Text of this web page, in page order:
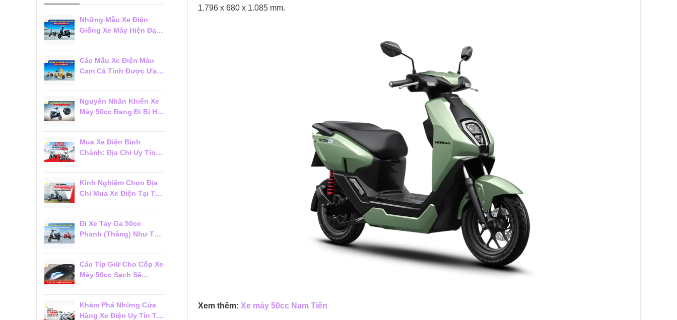
1.796 x 680 x 1.085 mm.
Xem thêm: Xe máy 50cc Nam Tiến
Những Mẫu Xe Điện
Giống Xe Máy Hiện Đại
Các Mẫu Xe Điện Màu
Cam Cá Tính Được Ưa
Nguyên Nhân Khiến Xe
Máy 50cc Đang Đi Bị Hụt
Mua Xe Điện Bình
Chánh: Địa Chỉ Uy Tín,
Kinh Nghiệm Chọn Địa
Chỉ Mua Xe Điện Tại Tân
Đi Xe Tay Ga 50cc
Phanh (Thắng) Như Thế
Các Típ Giữ Cho Cốp Xe
Máy 50cc Sạch Sẽ
Khám Phá Những Cửa
Hàng Xe Điện Uy Tín Tại